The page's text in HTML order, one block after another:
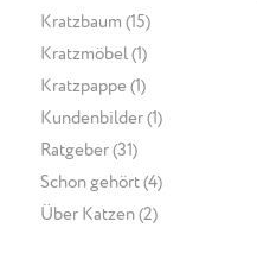
Kratzbaum (15)
Kratzmöbel (1)
Kratzpappe (1)
Kundenbilder(1)
Ratgeber(31)
Schon gehört(4)
Über Katzen(2)